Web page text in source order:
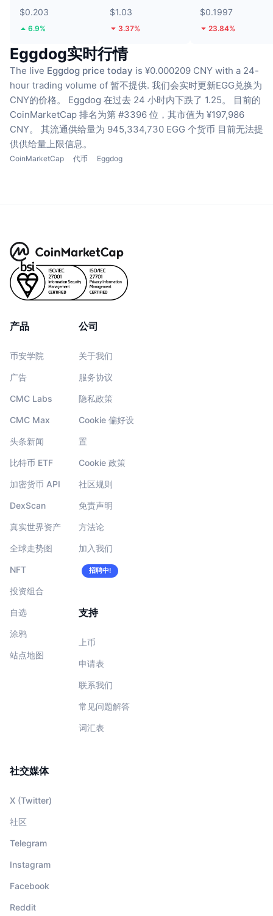
$0.203
6.9%
$1.03
3.37%
$0.1997
23.84%
Eggdog实时行情
The live Eggdog price today is ¥0.000209 CNY with a 24-
hour trading volume of 暂不提供. 我们会实时更新EGG兑换为
CNY的价格。
Eggdog 在过去 24 小时内下跌了 1.25。
目前的
CoinMarketCap 排名为第 #3396 位，其市值为 ¥197,986
CNY。
其流通供给量为 945,334,730 EGG 个货币 目前无法提
供供给量上限信息。
CoinMarketCap 代币 Eggdog
产品
币安学院
广告
CMC Labs
CMC Max
头条新闻
比特币 ETF
加密货币 API
DexScan
真实世界资产
全球走势图
NFT
投资组合
自选
涂鸦
站点地图
公司
关于我们
服务协议
隐私政策
Cookie 偏好设
置
Cookie 政策
社区规则
免责声明
方法论
加入我们
招聘中!
支持
上币
申请表
联系我们
常见问题解答
词汇表
社交媒体
X (Twitter)
社区
Telegram
Instagram
Facebook
Reddit